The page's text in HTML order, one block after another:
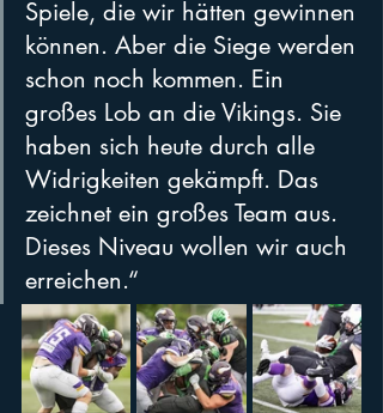
Spiele, die wir hätten gewinnen
können. Aber die Siege werden
schon noch kommen. Ein
großes Lob an die Vikings. Sie
haben sich heute durch alle
Widrigkeiten gekämpft. Das
zeichnet ein großes Team aus.
Dieses Niveau wollen wir auch
erreichen.“